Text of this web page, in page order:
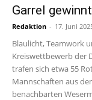
Garrel
Redaktion - 17. Juni
Blaulicht, Teamwork
Kreiswettbewerb der
trafen sich etwa 55
Mannschaften aus
benachbarten